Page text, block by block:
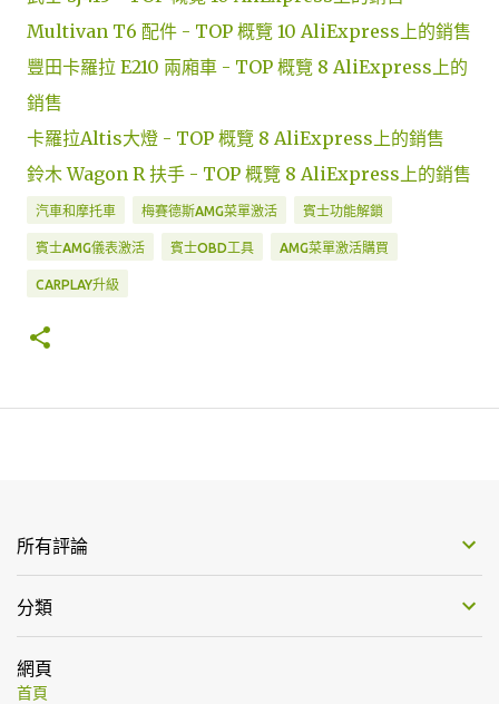
Multivan T6 配件 - TOP 概覽 10 AliExpress上的銷售
豐田卡羅拉 E210 兩廂車 - TOP 概覽 8 AliExpress上的
銷售
卡羅拉Altis大燈 - TOP 概覽 8 AliExpress上的銷售
鈴木 Wagon R 扶手 - TOP 概覽 8 AliExpress上的銷售
汽車和摩托車 梅賽德斯AMG菜單激活 賓士功能解鎖
賓士AMG儀表激活 賓士OBD工具 AMG菜單激活購買
CARPLAY升級
所有評論
分類
網頁
首頁